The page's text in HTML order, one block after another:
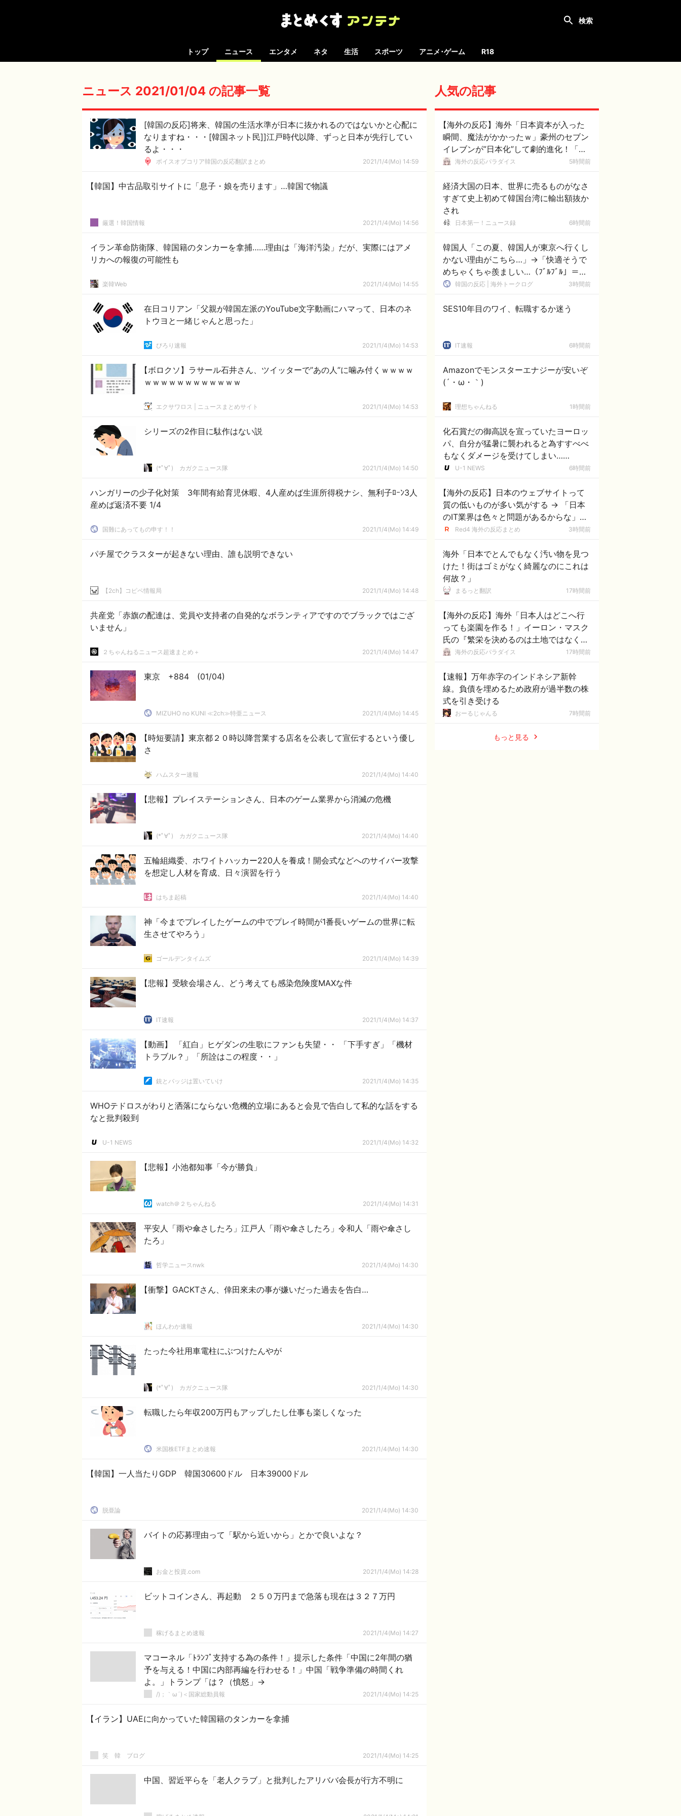
トップ ニュース エンタメ ネタ 生活 スポーツ アニメ･ゲーム R18
ニュース 2021/01/04 の記事一覧
[韓国の反応]将来、韓国の生活水準が日本に抜かれるのではないかと心配に
なりますね・・・[韓国ネット民]]江戸時代以降、ずっと日本が先行してい
るよ・・・
ボイスオブコリア韓国の反応翻訳まとめ 2021/1/4(Mo) 14:59
【韓国】中古品取引サイトに「息子・娘を売ります」…韓国で物議
厳選！韓国情報 2021/1/4(Mo) 14:56
イラン革命防衛隊、韓国籍のタンカーを拿捕……理由は「海洋汚染」だが、実際にはアメ
リカへの報復の可能性も
楽韓Web 2021/1/4(Mo) 14:55
在日コリアン「父親が韓国左派のYouTube文字動画にハマって、日本のネ
トウヨと一緒じゃんと思った」
ぴろり速報 2021/1/4(Mo) 14:53
【ボロクソ】ラサール石井さん、ツイッターで”あの人”に噛み付くｗｗｗｗ
ｗｗｗｗｗｗｗｗｗｗｗｗ
エクサワロス | ニュースまとめサイト 2021/1/4(Mo) 14:53
シリーズの2作目に駄作はない説
(*ﾟ∀ﾟ)ゞカガクニュース隊 2021/1/4(Mo) 14:50
ハンガリーの少子化対策 3年間有給育児休暇、4人産めば生涯所得税ナシ、無利子ﾛｰﾝ3人
産めば返済不要 1/4
国難にあってもの申す！！ 2021/1/4(Mo) 14:49
パチ屋でクラスターが起きない理由、誰も説明できない
【2ch】コピペ情報局 2021/1/4(Mo) 14:48
共産党「赤旗の配達は、党員や支持者の自発的なボランティアですのでブラックではござ
いません」
２ちゃんねるニュース超速まとめ＋ 2021/1/4(Mo) 14:47
東京 +884 (01/04)
MIZUHO no KUNI ≪2ch≫特亜ニュース 2021/1/4(Mo) 14:45
【時短要請】東京都２０時以降営業する店名を公表して宣伝するという優し
さ
ハムスター速報 2021/1/4(Mo) 14:40
【悲報】プレイステーションさん、日本のゲーム業界から消滅の危機
(*ﾟ∀ﾟ)ゞカガクニュース隊 2021/1/4(Mo) 14:40
五輪組織委、ホワイトハッカー220人を養成！開会式などへのサイバー攻撃
を想定し人材を育成、日々演習を行う
はちま起稿 2021/1/4(Mo) 14:40
神「今までプレイしたゲームの中でプレイ時間が1番長いゲームの世界に転
生させてやろう」
ゴールデンタイムズ 2021/1/4(Mo) 14:39
【悲報】受験会場さん、どう考えても感染危険度MAXな件
IT速報 2021/1/4(Mo) 14:37
【動画】 「紅白」ヒゲダンの生歌にファンも失望・・ 「下手すぎ」「機材
トラブル？」「所詮はこの程度・・」
銃とバッジは置いていけ 2021/1/4(Mo) 14:35
WHOテドロスがわりと洒落にならない危機的立場にあると会見で告白して私的な話をする
なと批判殺到
U-1 NEWS 2021/1/4(Mo) 14:32
【悲報】小池都知事「今が勝負」
watch＠２ちゃんねる 2021/1/4(Mo) 14:31
平安人「雨や傘さしたろ」江戸人「雨や傘さしたろ」令和人「雨や傘さし
たろ」
哲学ニュースnwk 2021/1/4(Mo) 14:30
【衝撃】GACKTさん、倖田來未の事が嫌いだった過去を告白…
ほんわか速報 2021/1/4(Mo) 14:30
たった今社用車電柱にぶつけたんやが
(*ﾟ∀ﾟ)ゞカガクニュース隊 2021/1/4(Mo) 14:30
転職したら年収200万円もアップしたし仕事も楽しくなった
米国株ETFまとめ速報 2021/1/4(Mo) 14:30
【韓国】一人当たりGDP 韓国30600ドル 日本39000ドル
脱亜論 2021/1/4(Mo) 14:30
バイトの応募理由って「駅から近いから」とかで良いよな？
お金と投資.com 2021/1/4(Mo) 14:28
ビットコインさん、再起動 ２５０万円まで急落も現在は３２７万円
稼げるまとめ速報 2021/1/4(Mo) 14:27
マコーネル「ﾄﾗﾝﾌﾟ支持する為の条件！」提示した条件「中国に2年間の猶
予を与える！中国に内部再編を行わせる！」中国「戦争準備の時間くれ
よ。」トランプ「は？（憤怒」→
/)；｀ω´)＜国家総動員報 2021/1/4(Mo) 14:25
【イラン】UAEに向かっていた韓国籍のタンカーを拿捕
笑 韓 ブログ 2021/1/4(Mo) 14:25
中国、習近平らを「老人クラブ」と批判したアリババ会長が行方不明に
人気の記事
【海外の反応】海外「日本資本が入った
瞬間、魔法がかかったｗ」豪州のセブン
イレブンが”日本化”して劇的進化！「お
にぎりとたまごサンドが食べられるなん
海外の反応パラダイス 5時間前
経済大国の日本、世界に売るものがなさ
すぎて史上初めて韓国台湾に輸出額抜か
され
日本第一！ニュース録 6時間前
韓国人「この夏、韓国人が東京へ行くし
かない理由がこちら…」→「快適そうで
めちゃくちゃ羨ましい…（ﾌﾞﾙﾌﾞﾙ」＝韓
国の反応
韓国の反応 | 海外トークログ 3時間前
SES10年目のワイ、転職するか迷う
IT速報 6時間前
Amazonでモンスターエナジーが安いぞ
(´・ω・｀)
理想ちゃんねる 1時間前
化石賞だの御高説を宣っていたヨーロッ
パ、自分が猛暑に襲われると為すすべべ
もなくダメージを受けてしまい……
U-1 NEWS 6時間前
【海外の反応】日本のウェブサイトって
質の低いものが多い気がする → 「日本
のIT業界は色々と問題があるからな」
「ゲームのUIは優れてるのに不思議」
Red4 海外の反応まとめ 3時間前
海外「日本でとんでもなく汚い物を見つ
けた！街はゴミがなく綺麗なのにこれは
何故？」
まるっと翻訳 17時間前
【海外の反応】海外「日本人はどこへ行
っても楽園を作る！」イーロン・マスク
氏の『繁栄を決めるのは土地ではなく人
である』という主張に日本の秩序と清潔
海外の反応パラダイス 17時間前
【速報】万年赤字のインドネシア新幹
線。負債を埋めるため政府が過半数の株
式を引き受ける
おーるじゃんる 7時間前
もっと見る